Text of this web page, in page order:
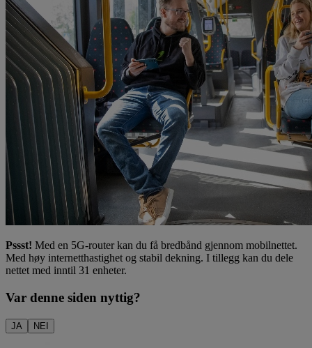
Pssst! Med en 5G-router kan du få bredbånd gjennom mobilnettet.
Med høy internetthastighet og stabil dekning. I tillegg kan du dele
nettet med inntil 31 enheter.
Var denne siden nyttig?
JA NEI